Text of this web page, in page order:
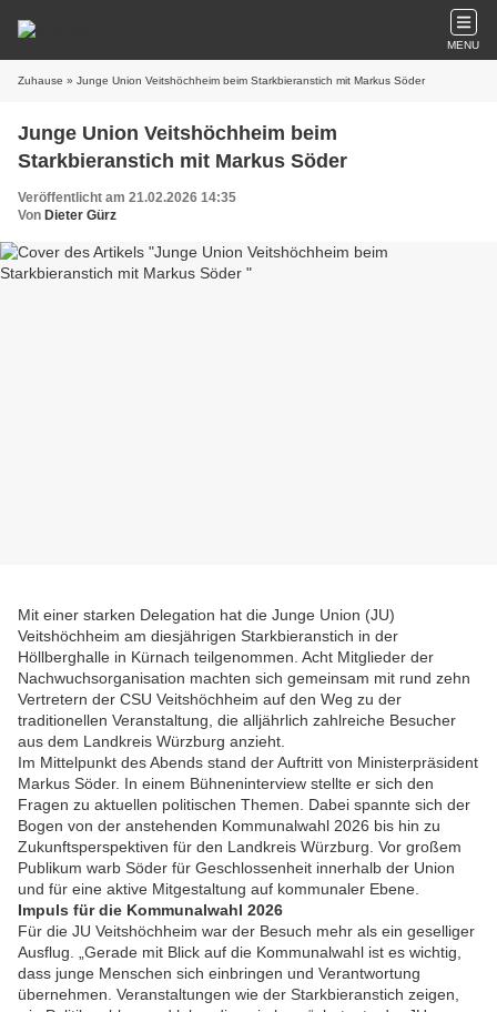
MENU
Zuhause » Junge Union Veitshöchheim beim Starkbieranstich mit Markus Söder
Junge Union Veitshöchheim beim
Starkbieranstich mit Markus Söder
Veröffentlicht am 21.02.2026 14:35
Von Dieter Gürz
Mit einer starken Delegation hat die Junge Union (JU)
Veitshöchheim am diesjährigen Starkbieranstich in der
Höllberghalle in Kürnach teilgenommen. Acht Mitglieder der
Nachwuchsorganisation machten sich gemeinsam mit rund zehn
Vertretern der CSU Veitshöchheim auf den Weg zu der
traditionellen Veranstaltung, die alljährlich zahlreiche Besucher
aus dem Landkreis Würzburg anzieht.
Im Mittelpunkt des Abends stand der Auftritt von Ministerpräsident
Markus Söder. In einem Bühneninterview stellte er sich den
Fragen zu aktuellen politischen Themen. Dabei spannte sich der
Bogen von der anstehenden Kommunalwahl 2026 bis hin zu
Zukunftsperspektiven für den Landkreis Würzburg. Vor großem
Publikum warb Söder für Geschlossenheit innerhalb der Union
und für eine aktive Mitgestaltung auf kommunaler Ebene.
Impuls für die Kommunalwahl 2026
Für die JU Veitshöchheim war der Besuch mehr als ein geselliger
Ausflug. „Gerade mit Blick auf die Kommunalwahl ist es wichtig,
dass junge Menschen sich einbringen und Verantwortung
übernehmen. Veranstaltungen wie der Starkbieranstich zeigen,